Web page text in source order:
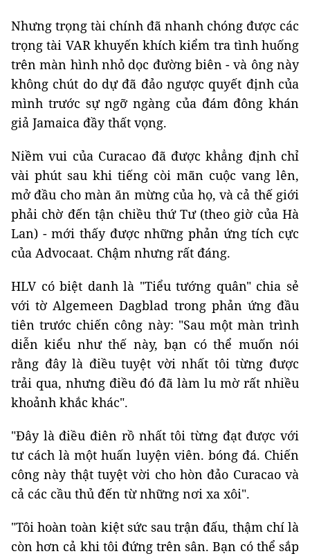
Nhưng trọng tài chính đã nhanh chóng được các
trọng tài VAR khuyến khích kiểm tra tình huống
trên màn hình nhỏ dọc đường biên - và ông này
không chút do dự đã đảo ngược quyết định của
mình trước sự ngỡ ngàng của đám đông khán
giả Jamaica đầy thất vọng.
Niềm vui của Curacao đã được khẳng định chỉ
vài phút sau khi tiếng còi mãn cuộc vang lên,
mở đầu cho màn ăn mừng của họ, và cả thế giới
phải chờ đến tận chiều thứ Tư (theo giờ của Hà
Lan) - mới thấy được những phản ứng tích cực
của Advocaat. Chậm nhưng rất đáng.
HLV có biệt danh là "Tiểu tướng quân" chia sẻ
với tờ Algemeen Dagblad trong phản ứng đầu
tiên trước chiến công này: "Sau một màn trình
diễn kiểu như thế này, bạn có thể muốn nói
rằng đây là điều tuyệt vời nhất tôi từng được
trải qua, nhưng điều đó đã làm lu mờ rất nhiều
khoảnh khắc khác".
"Đây là điều điên rồ nhất tôi từng đạt được với
tư cách là một huấn luyện viên. bóng đá. Chiến
công này thật tuyệt vời cho hòn đảo Curacao và
cả các cầu thủ đến từ những nơi xa xôi".
"Tôi hoàn toàn kiệt sức sau trận đấu, thậm chí là
còn hơn cả khi tôi đứng trên sân. Bạn có thể sắp